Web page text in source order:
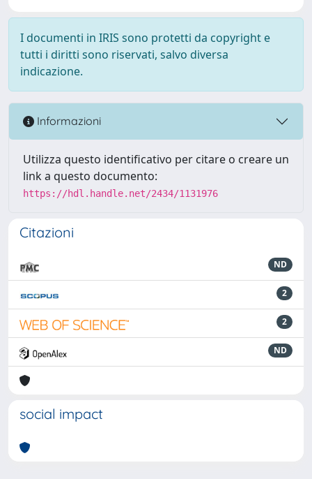
I documenti in IRIS sono protetti da copyright e
tutti i diritti sono riservati, salvo diversa
indicazione.
Informazioni
Utilizza questo identificativo per citare o creare un
link a questo documento:
https://hdl.handle.net/2434/1131976
Citazioni
ND
2
2
ND
social impact